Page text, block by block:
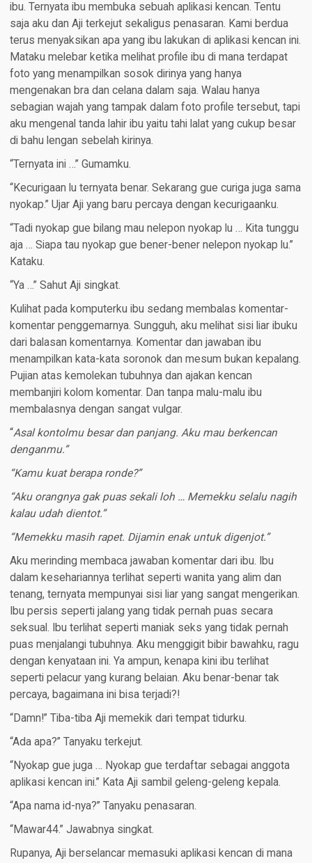
ibu. Ternyata ibu membuka sebuah aplikasi kencan. Tentu
saja aku dan Aji terkejut sekaligus penasaran. Kami berdua
terus menyaksikan apa yang ibu lakukan di aplikasi kencan ini.
Mataku melebar ketika melihat profile ibu di mana terdapat
foto yang menampilkan sosok dirinya yang hanya
mengenakan bra dan celana dalam saja. Walau hanya
sebagian wajah yang tampak dalam foto profile tersebut, tapi
aku mengenal tanda lahir ibu yaitu tahi lalat yang cukup besar
di bahu lengan sebelah kirinya.
“Ternyata ini …” Gumamku.
“Kecurigaan lu ternyata benar. Sekarang gue curiga juga sama
nyokap.” Ujar Aji yang baru percaya dengan kecurigaanku.
“Tadi nyokap gue bilang mau nelepon nyokap lu … Kita tunggu
aja … Siapa tau nyokap gue bener-bener nelepon nyokap lu.”
Kataku.
“Ya …” Sahut Aji singkat.
Kulihat pada komputerku ibu sedang membalas komentar-
komentar penggemarnya. Sungguh, aku melihat sisi liar ibuku
dari balasan komentarnya. Komentar dan jawaban ibu
menampilkan kata-kata soronok dan mesum bukan kepalang.
Pujian atas kemolekan tubuhnya dan ajakan kencan
membanjiri kolom komentar. Dan tanpa malu-malu ibu
membalasnya dengan sangat vulgar.
“Asal kontolmu besar dan panjang. Aku mau berkencan
denganmu.”
“Kamu kuat berapa ronde?”
“Aku orangnya gak puas sekali loh … Memekku selalu nagih
kalau udah dientot.”
“Memekku masih rapet. Dijamin enak untuk digenjot.”
Aku merinding membaca jawaban komentar dari ibu. Ibu
dalam kesehariannya terlihat seperti wanita yang alim dan
tenang, ternyata mempunyai sisi liar yang sangat mengerikan.
Ibu persis seperti jalang yang tidak pernah puas secara
seksual. Ibu terlihat seperti maniak seks yang tidak pernah
puas menjalangi tubuhnya. Aku menggigit bibir bawahku, ragu
dengan kenyataan ini. Ya ampun, kenapa kini ibu terlihat
seperti pelacur yang kurang belaian. Aku benar-benar tak
percaya, bagaimana ini bisa terjadi?!
“Damn!” Tiba-tiba Aji memekik dari tempat tidurku.
“Ada apa?” Tanyaku terkejut.
“Nyokap gue juga … Nyokap gue terdaftar sebagai anggota
aplikasi kencan ini.” Kata Aji sambil geleng-geleng kepala.
“Apa nama id-nya?” Tanyaku penasaran.
“Mawar44.” Jawabnya singkat.
Rupanya, Aji berselancar memasuki aplikasi kencan di mana